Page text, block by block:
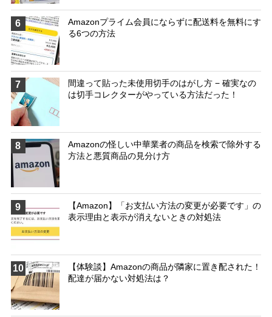
6
Amazonプライム会員にならずに配送料を無料にす
る6つの方法
7
間違って貼った未使用切手のはがし方 − 確実なの
は切手コレクターがやっている方法だった！
8
Amazonの怪しい中華業者の商品を検索で除外する
方法と悪質商品の見分け方
9
【Amazon】「お支払い方法の変更が必要です」の
表示理由と表示が消えないときの対処法
10
【体験談】Amazonの商品が隣家に置き配された！
配達が届かない対処法は？